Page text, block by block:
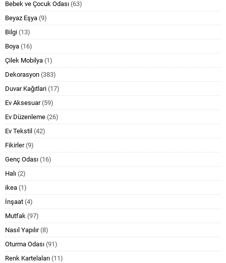
Bebek ve Çocuk Odası (63)
Beyaz Eşya (9)
Bilgi (13)
Boya (16)
Çilek Mobilya (1)
Dekorasyon (383)
Duvar Kağıtlari (17)
Ev Aksesuar(59)
Ev Düzenleme (26)
Ev Tekstil (42)
Fikirler(9)
Genç Odası (16)
Halı (2)
ikea (1)
İnşaat (4)
Mutfak (97)
Nasıl Yapılır(8)
Oturma Odası (91)
Renk Kartelaları (11)